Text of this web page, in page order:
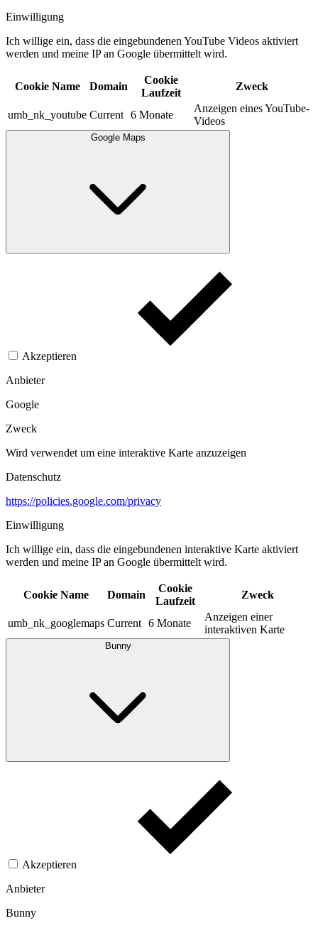
Einwilligung
Ich willige ein, dass die eingebundenen YouTube Videos aktiviert
werden und meine IP an Google übermittelt wird.​
Cookie Name Domain
Cookie
Laufzeit
Zweck
umb_nk_youtube Current 6 Monate
Anzeigen eines YouTube-
Videos
Google Maps
Akzeptieren
Anbieter
Google
Zweck
Wird verwendet um eine interaktive Karte anzuzeigen
Datenschutz
https://policies.google.com/privacy
Einwilligung
Ich willige ein, dass die eingebundenen interaktive Karte aktiviert
werden und meine IP an Google übermittelt wird.​
Cookie Name Domain
Cookie
Laufzeit
Zweck
umb_nk_googlemaps Current 6 Monate
Anzeigen einer
interaktiven Karte
Bunny
Akzeptieren
Anbieter
Bunny